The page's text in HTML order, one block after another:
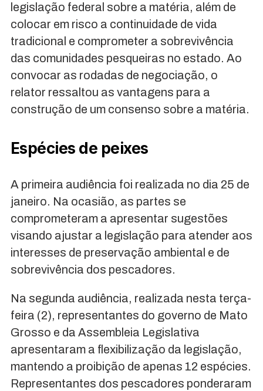
legislação federal sobre a matéria, além de
colocar em risco a continuidade de vida
tradicional e comprometer a sobrevivência
das comunidades pesqueiras no estado. Ao
convocar as rodadas de negociação, o
relator ressaltou as vantagens para a
construção de um consenso sobre a matéria.
Espécies de peixes
A primeira audiência foi realizada no dia 25 de
janeiro. Na ocasião, as partes se
comprometeram a apresentar sugestões
visando ajustar a legislação para atender aos
interesses de preservação ambiental e de
sobrevivência dos pescadores.
Na segunda audiência, realizada nesta terça-
feira (2), representantes do governo de Mato
Grosso e da Assembleia Legislativa
apresentaram a flexibilização da legislação,
mantendo a proibição de apenas 12 espécies.
Representantes dos pescadores ponderaram